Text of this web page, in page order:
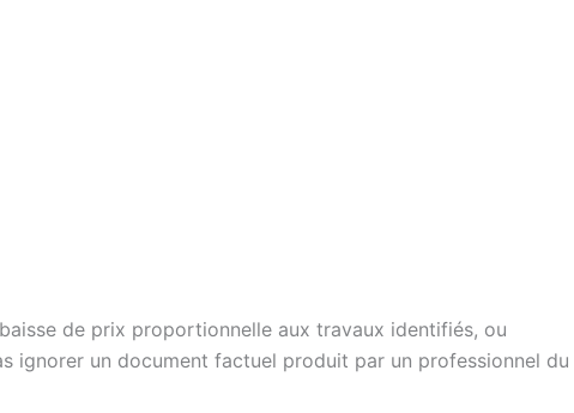
de prix proportionnelle aux travaux identifiés, ou
ignorer un document factuel produit par un professionnel du